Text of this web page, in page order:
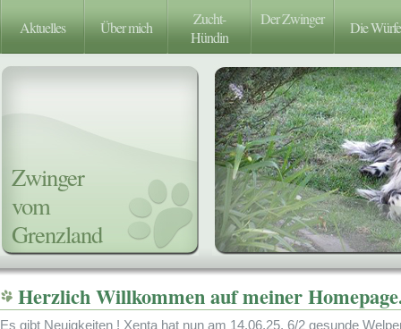
Aktuelles Über mich
Zucht-
Hündin
Der Zwinger Die Würfe
Zwinger
vom
Grenzland
Herzlich Willkommen auf meiner
Es gibt Neuigkeiten ! Xenta hat nun am 14.06.25, 6/2 gesunde